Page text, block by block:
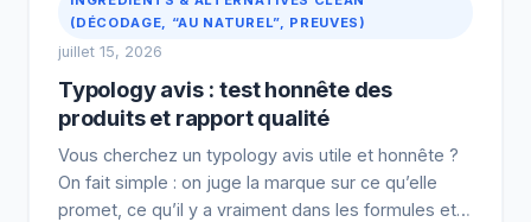
(DÉCODAGE, “AU NATUREL”, PREUVES)
juillet 15, 2026
Typology avis : test honnête des
produits et rapport qualité
Vous cherchez un typology avis utile et honnête ?
On fait simple : on juge la marque sur ce qu’elle
promet, ce qu’il y a vraiment dans les formules et